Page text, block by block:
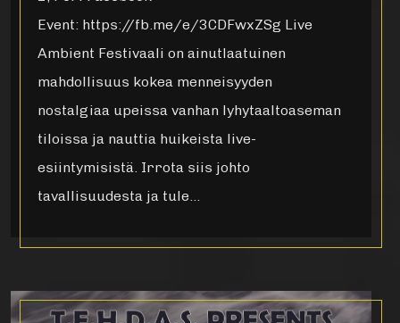
Event: https://fb.me/e/3CDFwxZSg Live
Ambient Festivaali on ainutlaatuinen
mahdollisuus kokea menneisyyden
nostalgiaa upeissa vanhan lyhytaaltoaseman
tiloissa ja nauttia huikeista live-
esiintymisistä. Irrota siis johto
tavallisuudesta ja tule…